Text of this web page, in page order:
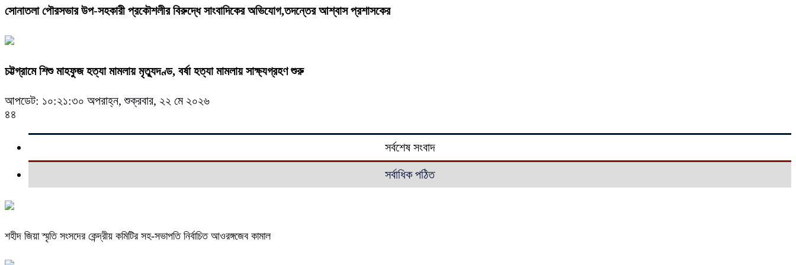
সোনাতলা পৌরসভার উপ-সহকারী প্রকৌশলীর বিরুদ্ধে সাংবাদিকের অভিযোগ,তদন্তের আশ্বাস প্রশাসকের
চট্টগ্রামে শিশু মাহফুজ হত্যা মামলায় মৃত্যুদণ্ড, বর্ষা হত্যা মামলায় সাক্ষ্যগ্রহণ শুরু
আপডেট: ১০:২১:৩০ অপরাহ্ন, শুক্রবার, ২২ মে ২০২৬
৪৪
সর্বশেষ সংবাদ
সর্বাধিক পঠিত
শহীদ জিয়া স্মৃতি সংসদের কেন্দ্রীয় কমিটির সহ-সভাপতি নির্বাচিত আওরঙ্গজেব কামাল